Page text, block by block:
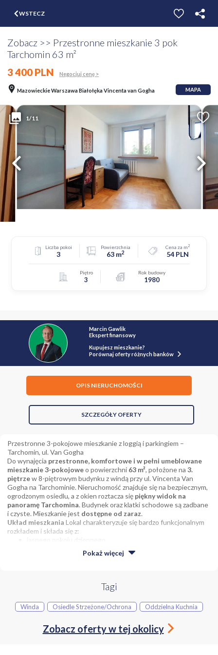
WSTECZ
Zobacz >> Przestronne mieszkanie 3 pok
Tarchomin 63 m²
3 400 PLN
Negocjuj cenę >
Mazowieckie Warszawa Białołęka Vincenta van Gogha MAPA
1/11
Liczba pokoi
3
Powierzchnia
63 m2
Cena za m2
54 PLN
Piętro
3
Rok budowy
1980
Marcin Gawlik
Ekspert finansowy
Kupujesz mieszkanie?
Porównaj oferty różnych banków
OPIS NIERUCHOMOŚCI
SZCZEGÓŁY OFERTY
Przestronne 3-pokojowe mieszkanie z loggią i parkingiem –
Tarchomin, ul. Van Gogha
Do wynajęcia przestronne, komfortowe i w pełni umeblowane
mieszkanie 3-pokojoweo powierzchni 63 m², położone na 3.
piętrzew 8-piętrowym budynku z windą przy ul. Vincenta Van
Gogha na Tarchominie. Nieruchomość znajduje się na bezpiecznym,
ogrodzonym osiedlu, a z okien roztacza się piękny widok na
panoramę Tarchomina. Budynek oraz klatki schodowe są zadbane
i czyste. Mieszkanie jest dostępne od zaraz.
Układ mieszkania Lokal charakteryzuje się bardzo funkcjonalnym
rozkładem i składa się z:
jasnego pokoju dziennego,
oddzielnej, widnej kuchni z kącikiem jadalnianym,
dwóch niezależnych pokoi (sypialni/gabinetów),
przestronnego przedpokoju,
Pokój dzienny stanowi jasną i bardzo ustawną przestrzeń
kawowy, szafki oraz funkcjonalną szafkę RTV. Duże okna oraz drzwi
balkonowe doskonale doświetlają całe wnętrze naturalnym
Pokaż więcej
Tagi
Winda Osiedle Strzeżone/ochrona Oddzielna Kuchnia
Zobacz oferty w tej okolicy